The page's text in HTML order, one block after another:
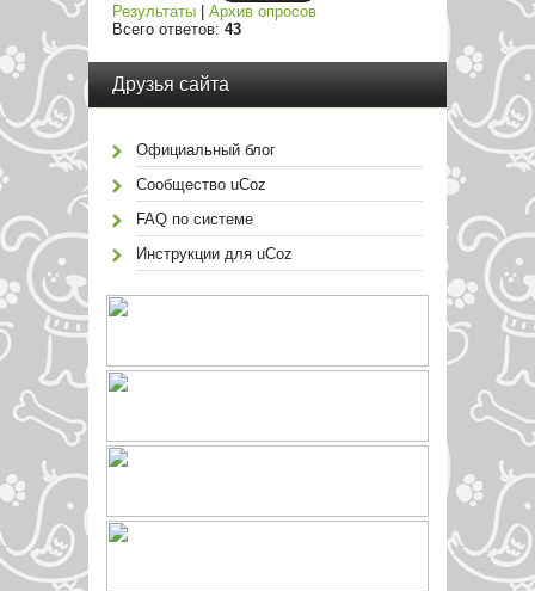
Результаты
Архив опросов
Всего ответов: 43
Друзья сайта
Официальный блог
Сообщество uCoz
FAQ по системе
Инструкции для uCoz